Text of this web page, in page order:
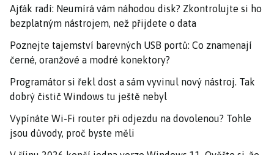
Ajťák radí: Neumírá vám náhodou disk? Zkontrolujte si ho
bezplatným nástrojem, než přijdete o data
Poznejte tajemství barevných USB portů: Co znamenají
černé, oranžové a modré konektory?
Programátor si řekl dost a sám vyvinul nový nástroj. Tak
dobrý čistič Windows tu ještě nebyl
Vypínáte Wi-Fi router při odjezdu na dovolenou? Tohle
jsou důvody, proč byste měli